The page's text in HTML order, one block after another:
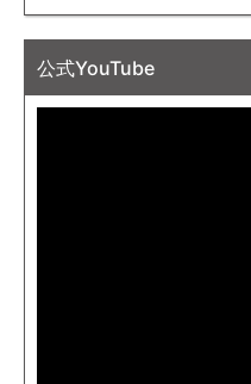
公式YouTube